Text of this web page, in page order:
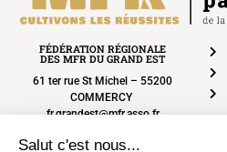
FÉDÉRATION RÉGIONALE
DES MFR DU GRAND EST
61 ter rue St Michel – 55200
COMMERCY
fr.grandest@mfr.asso.fr